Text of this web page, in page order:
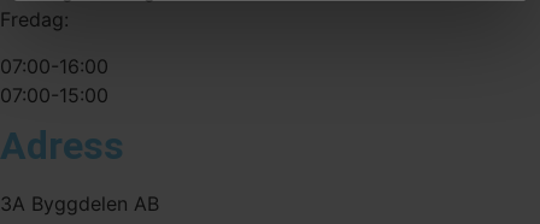
Fredag:
07:00-16:00
07:00-15:00
Adress
3A Byggdelen AB